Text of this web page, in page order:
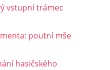
vstupní trámec
poutní mše
hasičského